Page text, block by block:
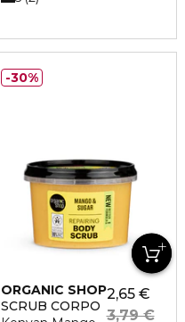
ORGANIC SHOP
SCRUB CORPO
2,65 €
3,79 €
30%